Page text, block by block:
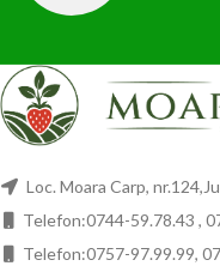
Loc. Moara Carp,
Telefon:0744-59.78.43 ,
Telefon:0757-97.99.99,